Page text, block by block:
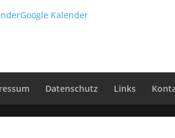
Google Kalender
Datenschutz Links